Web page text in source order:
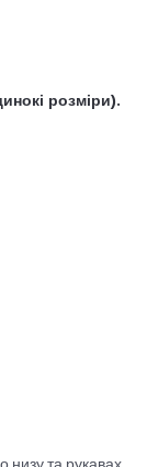
розміри).